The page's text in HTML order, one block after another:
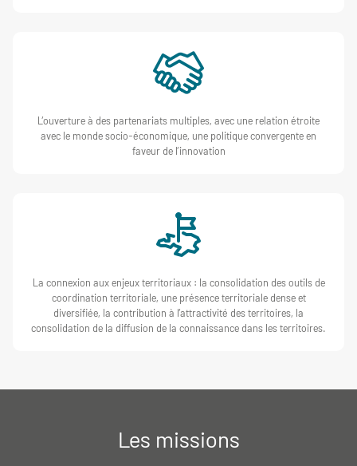
L’ouverture à des partenariats multiples, avec une relation étroite
avec le monde socio-économique, une politique convergente en
faveur de l’innovation
La connexion aux enjeux territoriaux : la consolidation des outils de
coordination territoriale, une présence territoriale dense et
diversifiée, la contribution à l’attractivité des territoires, la
consolidation de la diffusion de la connaissance dans les territoires.
Les missions